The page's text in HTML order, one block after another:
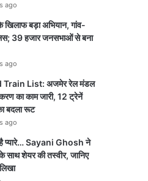
ago
बड़ा अभियान, गांव-
39 हजार जनसभाओं से बना
ago
Train List: अजमेर रेल मंडल
का काम जारी, 12 ट्रेनें
बदला रूट
ago
प्यारे… Sayani Ghosh ने
शेयर की तस्वीर, जानिए